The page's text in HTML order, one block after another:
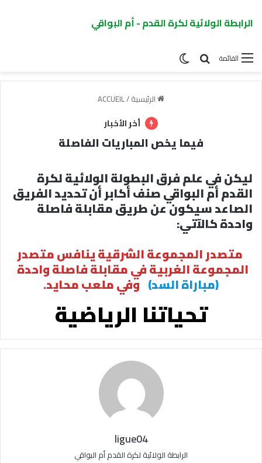
الرابطة الولائية لكرة القدم - أم البواقي
القائمة
الرئيسية/
ACCUEIL
أخر الأخبار
فيما يخص المباريات الفاصلة
ليكن في علم فرق البطولة الولائية لكرة
القدم أم البواقي صنف أكابر أن تحديد الفريق
الصاعد سيكون عن طريق مقابلة فاصلة
واحدة كالآتي:
متصدر المجموعة الشرقية ينافس متصدر
المجموعة الغربية في مقابلة فاصلة واحدة
(مباراة السد) وفي ملعب محايد.
تحياتنا الرياضية
ligue04
الرابطة الولائية لكرة القدم أم البواقي